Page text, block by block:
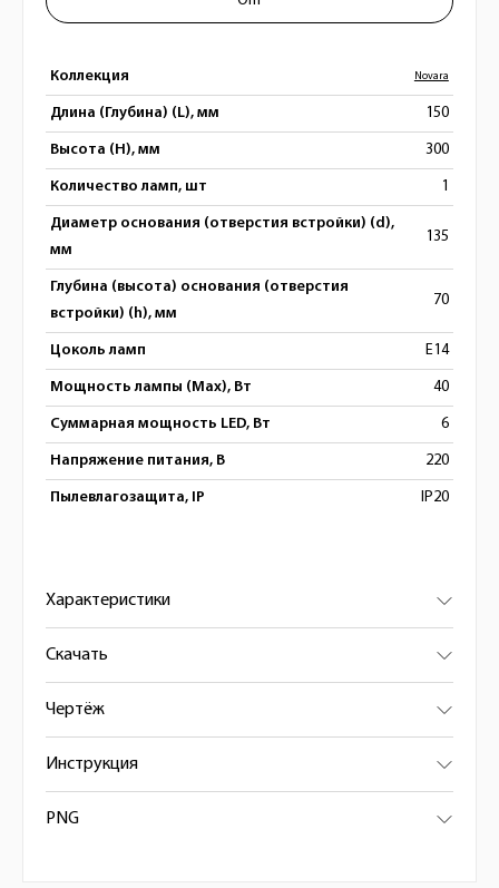
Коллекция Novara
Длина (Глубина) (L), мм 150
Высота (H), мм 300
Количество ламп, шт 1
Диаметр основания (отверстия встройки) (d),
мм
135
Глубина (высота) основания (отверстия
встройки) (h), мм
70
Цоколь ламп E14
Мощность лампы (Max), Вт 40
Суммарная мощность LED, Вт 6
Напряжение питания, В 220
Пылевлагозащита, IP IP20
Характеристики
Скачать
Чертёж
Инструкция
PNG